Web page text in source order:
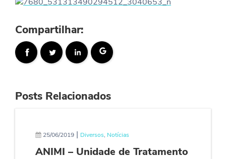
Compartilhar:
Posts Relacionados
25/06/2019 | Diversos, Notícias
ANIMI – Unidade de Tratamento